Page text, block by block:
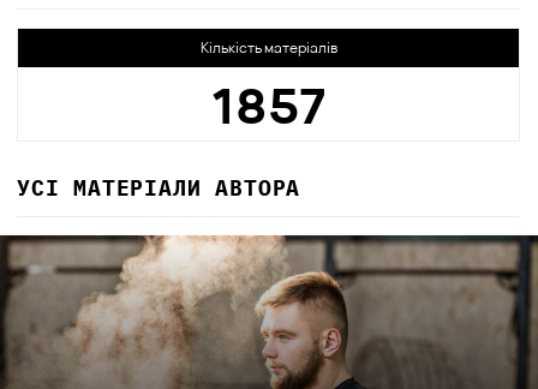
Кількість матеріалів
1857
УСІ МАТЕРІАЛИ АВТОРА